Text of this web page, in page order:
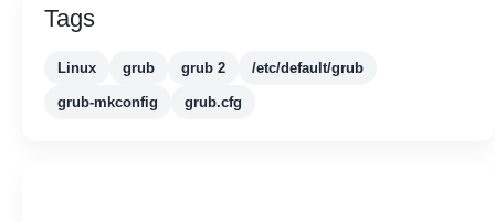
Tags
Linux grub grub 2 /etc/default/grub
grub-mkconfig grub.cfg